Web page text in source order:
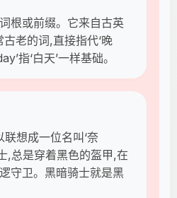
根或前缀。它来自古英
古老的词,直接指代‘晚
指‘白天’一样基础。
联想成一位名叫‘奈
,总是穿着黑色的盔甲,在
守卫。黑暗骑士就是黑